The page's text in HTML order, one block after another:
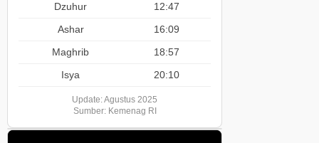
Dzuhur
12:47
Ashar
16:09
Maghrib
18:57
Isya
20:10
Update: Agustus 2025
Sumber: Kemenag RI